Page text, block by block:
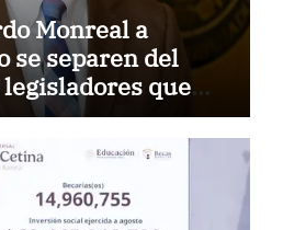
Monreal a
se separen del
que